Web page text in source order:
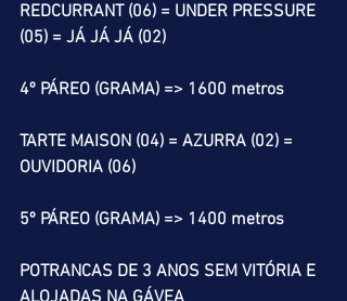
REDCURRANT (06) = UNDER PRESSURE
(05) = JÁ JÁ JÁ (02)
4º PÁREO (GRAMA) => 1600 metros
TARTE MAISON (04) = AZURRA (02) =
OUVIDORIA (06)
5º PÁREO (GRAMA) => 1400 metros
POTRANCAS DE 3 ANOS SEM VITÓRIA E